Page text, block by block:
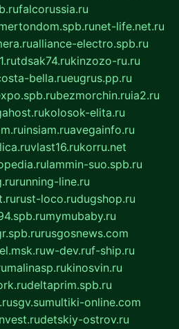
falcorussia.ru
net-life.net.ru
alliance-electro.spb.ru
tdsak74.rukinzozo-ru.ru
bella.rueugrus.pp.ru
bezmorchin.ruia2.ru
kolosok-elita.ru
insiam.ruavegainfo.ru
vlast16.rukorru.net
lammin-suo.spb.ru
running-line.ru
rust-loco.rudugshop.ru
mymubaby.ru
rusgosnews.com
w-dev.ruf-ship.ru
malinasp.rukinosvin.ru
deltaprim.spb.ru
sgv.sumultiki-online.com
detskiy-ostrov.ru